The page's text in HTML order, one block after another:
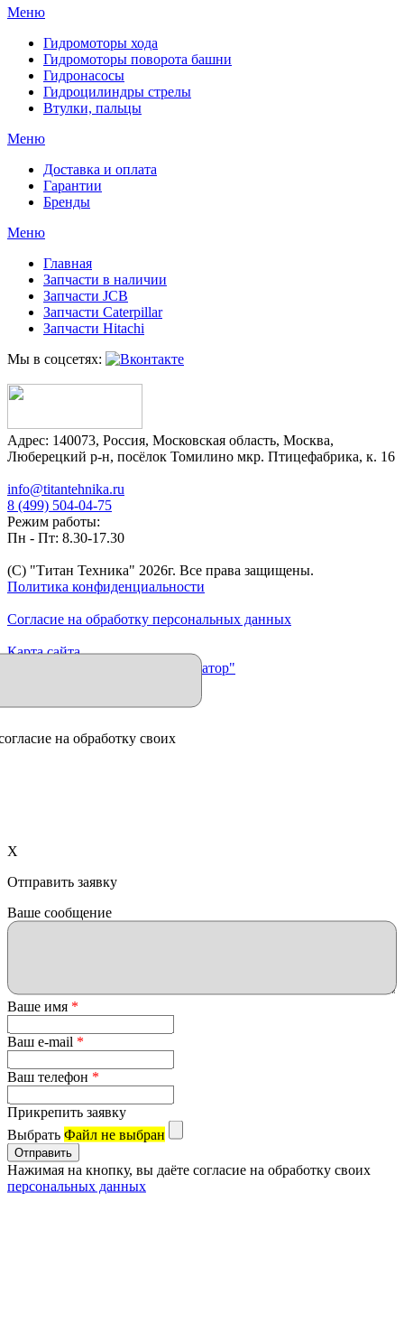
Меню
Гидромоторы хода
Гидромоторы поворота башни
Гидронасосы
Гидроцилиндры стрелы
Втулки, пальцы
Меню
Доставка и оплата
Гарантии
Бренды
Меню
Главная
Запчасти в наличии
Запчасти JCB
Запчасти Caterpillar
Запчасти Hitachi
Мы в соцсетях:
Адрес: 140073, Россия, Московская область, Москва,
Люберецкий р-н, посёлок Томилино мкр. Птицефабрика, к. 16
info@titantehnika.ru
8 (499) 504-04-75
Режим работы:
Пн - Пт: 8.30-17.30
(C) "Титан Техника" 2026г. Все права защищены.
Политика конфиденциальности
Согласие на обработку персональных данных
Карта сайта
Продвижение сайта "Иллюминатор"
на обработку своих
X
Отправить заявку
Ваше сообщение
Ваше имя *
Ваш e-mail *
Ваш телефон *
Прикрепить заявку
Выбрать Файл не выбран
Нажимая на кнопку, вы даёте согласие на обработку своих
персональных данных